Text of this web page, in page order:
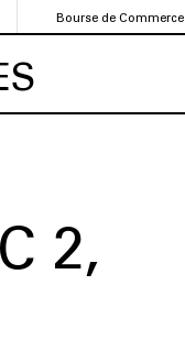
Bourse de Commerce
2